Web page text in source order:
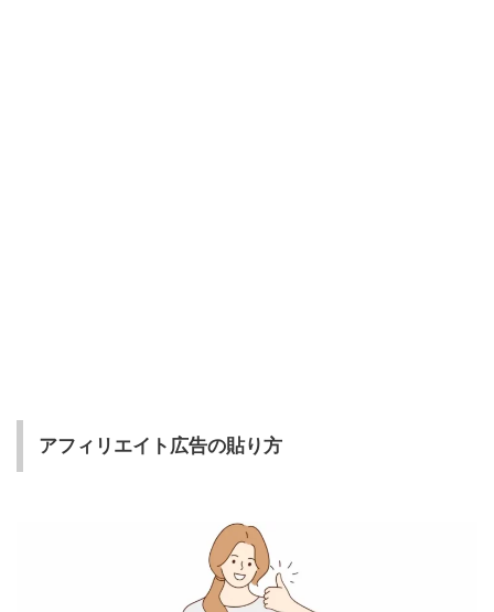
アフィリエイト広告の貼り方